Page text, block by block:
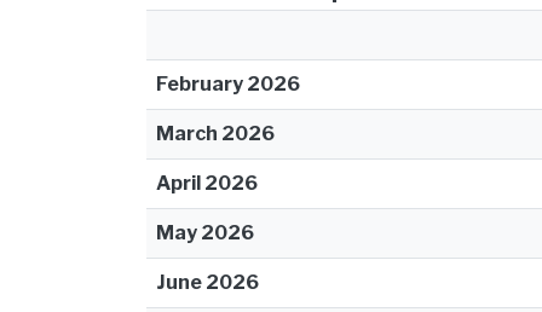
February 2026
March 2026
April 2026
May 2026
June 2026